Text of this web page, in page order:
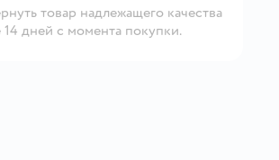
товар надлежащего качества
дней с момента покупки.